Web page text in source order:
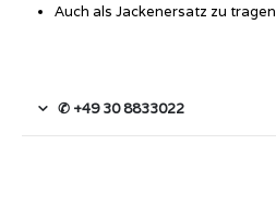
Auch als Jackenersatz zu tragen
✆ +49 30 8833022